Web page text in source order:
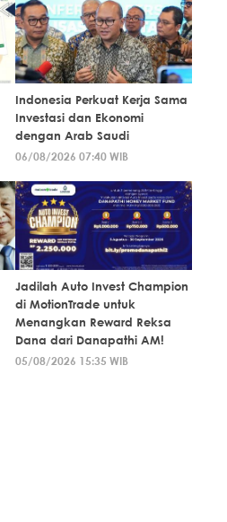
Indonesia Perkuat Kerja Sama
Investasi dan Ekonomi
dengan Arab Saudi
06/08/2026 07:40 WIB
Jadilah Auto Invest Champion
di MotionTrade untuk
Menangkan Reward Reksa
Dana dari Danapathi AM!
05/08/2026 15:35 WIB